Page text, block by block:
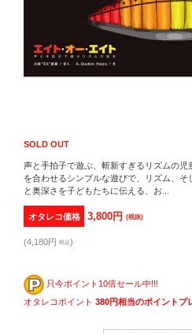
SOLD OUT
声と手拍子で遊ぶ、斬新すぎるリズムの
を合わせるシンプルな遊びで、リズム、
と奥深さを子どもたちに伝える、お...
オタレコ価格 3,800円(税抜)
(4,180円 税込)
只今ポイント10倍セール中!!!
オタレコポイント 380円相当のポイントプ